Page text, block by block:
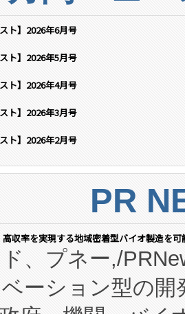
ト】2026年6月号
ト】2026年5月号
ト】2026年4月号
ト】2026年3月号
ト】2026年2月号
PR
収率を実現する地域密着型バイオ製造を
、プネー,/
ーション型の